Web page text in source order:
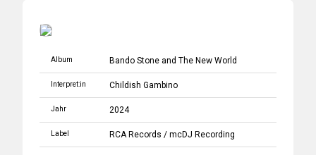
Album Bando Stone and The New World
Interpret:in Childish Gambino
Jahr 2024
Label RCA Records / mcDJ Recording